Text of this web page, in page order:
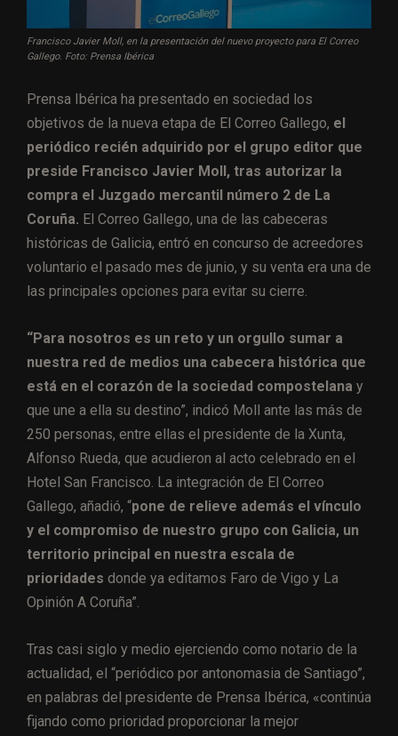
Francisco Javier Moll, en la presentación del nuevo proyecto para El Correo
Gallego. Foto: Prensa Ibérica
Prensa Ibérica ha presentado en sociedad los
objetivos de la nueva etapa de El Correo Gallego, el
periódico recién adquirido por el grupo editor que
preside Francisco Javier Moll, tras autorizar la
compra el Juzgado mercantil número 2 de La
Coruña. El Correo Gallego, una de las cabeceras
históricas de Galicia, entró en concurso de acreedores
voluntario el pasado mes de junio, y su venta era una de
las principales opciones para evitar su cierre.
“Para nosotros es un reto y un orgullo sumar a
nuestra red de medios una cabecera histórica que
está en el corazón de la sociedad compostelana y
que une a ella su destino”, indicó Moll ante las más de
250 personas, entre ellas el presidente de la Xunta,
Alfonso Rueda, que acudieron al acto celebrado en el
Hotel San Francisco. La integración de El Correo
Gallego, añadió, “pone de relieve además el vínculo
y el compromiso de nuestro grupo con Galicia, un
territorio principal en nuestra escala de
prioridades donde ya editamos Faro de Vigo y La
Opinión A Coruña”.
Tras casi siglo y medio ejerciendo como notario de la
actualidad, el “periódico por antonomasia de Santiago”,
en palabras del presidente de Prensa Ibérica, «continúa
fijando como prioridad proporcionar la mejor